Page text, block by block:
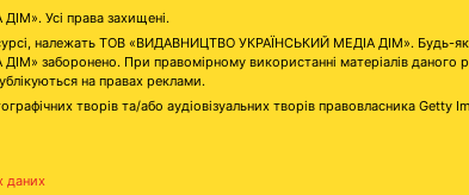
Усі права захищені.
належать ТОВ «ВИДАВНИЦТВО УКРАЇНСЬКИЙ МЕДІА ДІМ». Будь-
заборонено. При правомірному використанні матеріалів даного
на правах реклами.
творів та/або аудіовізуальних творів правовласника Getty
даних